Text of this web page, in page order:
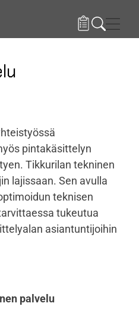
pintakäsittelyn
Tikkurilan tekninen
lajissaan. Sen avulla
teknisen
tukeutua
asiantuntijoihin
palvelu